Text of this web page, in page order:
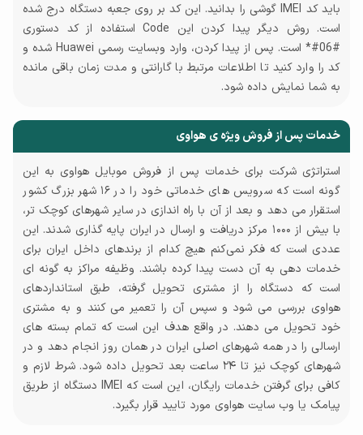
باید کد IMEI گوشی را بدانید. این کد بر روی جعبه دستگاه درج شده
است. روش دیگر پیدا کردن این Code استفاده از کد دستوری
#06#* است. پس از پیدا کردن، وارد وبسایت رسمی Huawei شده و
کد را وارد کنید تا اطلاعات مرتبط با گارانتی و مدت زمان باقی مانده
به شما نمایش داده شود.
خدمات پس از فروش ویژه ی هواوی
استراتژی شرکت برای خدمات پس از فروش موبایل هواوی به این
گونه است که سرویس های خدماتی خود را در ۱۶ شهر بزرگ کشور
استقرار می دهد و بعد از آن با راه اندازی در سایر شهرهای کوچک ‌تر،
با بیش از ۱۰۰۰ مرکز دریافت و ارسال در ایران پایه گذاری شدند. این
عددی است که فکر نمی‌کنم هیچ کدام از برندهای داخل ایران برای
خدمات دهی به آن دست پیدا کرده باشند. وظیفه مراکز به گونه ای
است که دستگاه را از مشتری تحویل گرفته، طبق استانداردهای
هواوی بررسی می شود و سپس آن را تعمیر می کنند و به مشتری
خود تحویل می دهند. در واقع هدف این است که تمام بسته های
ارسالی را در همه شهرهای اصلی ایران در همان روز انجام دهد و در
شهرهای کوچک‌ نیز تا ۲۴ ساعت بعد تحویل داده شود. شرط لازم و
کافی برای گرفتن خدمات رایگان، این است که IMEI دستگاه از طریق
پیامک یا وب ‌سایت هواوی مورد تایید قرار بگیرد.